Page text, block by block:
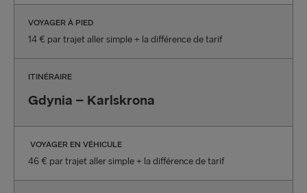
VOYAGER À PIED
14 € par trajet aller simple + la différence de tarif
ITINÉRAIRE
Gdynia – Karlskrona
VOYAGER EN VÉHICULE
46 € par trajet aller simple + la différence de tarif